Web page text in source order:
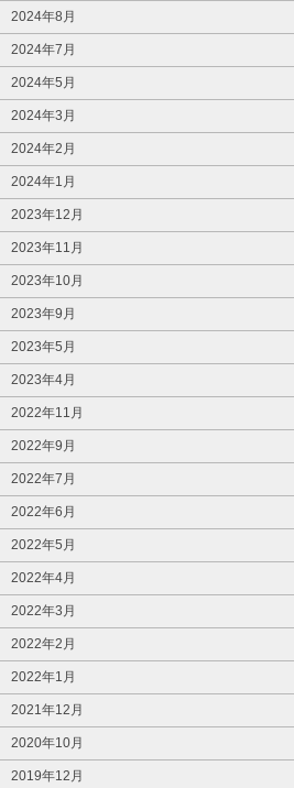
2024年8月
2024年7月
2024年5月
2024年3月
2024年2月
2024年1月
2023年12月
2023年11月
2023年10月
2023年9月
2023年5月
2023年4月
2022年11月
2022年9月
2022年7月
2022年6月
2022年5月
2022年4月
2022年3月
2022年2月
2022年1月
2021年12月
2020年10月
2019年12月